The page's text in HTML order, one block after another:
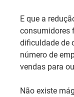
E que a
consumidores
dificuldade de
número de
vendas para
Não existe